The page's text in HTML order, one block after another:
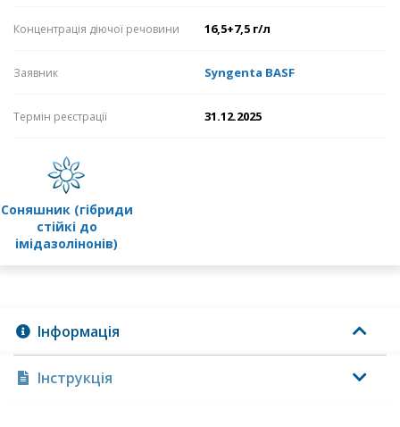
Концентрація діючої речовини 16,5+7,5 г/л
Заявник Syngenta BASF
Термін реєстрації 31.12.2025
соняшник (гібриди
стійкі до
імідазолінонів)
Інформація
Інструкція